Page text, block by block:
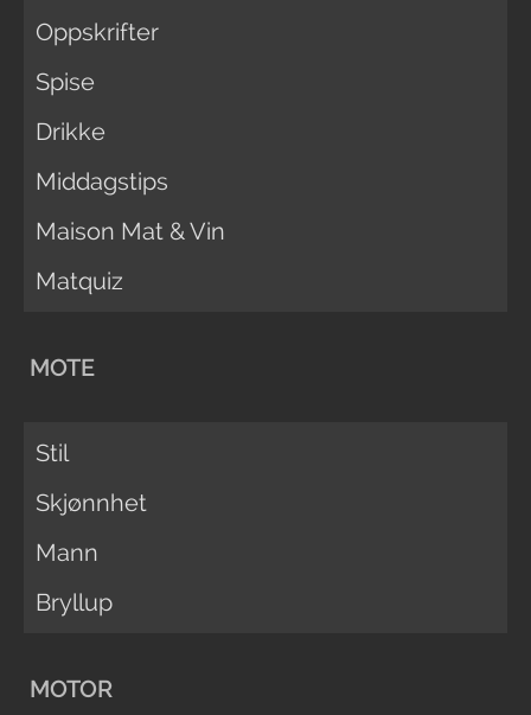
Oppskrifter
Spise
Drikke
Middagstips
Maison Mat & Vin
Matquiz
MOTE
Stil
Skjønnhet
Mann
Bryllup
MOTOR